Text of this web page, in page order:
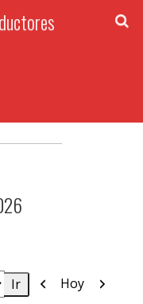
Anterior
Hoy